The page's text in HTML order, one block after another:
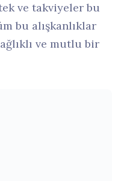
ve takviyeler bu
bu alışkanlıklar
ve mutlu bir